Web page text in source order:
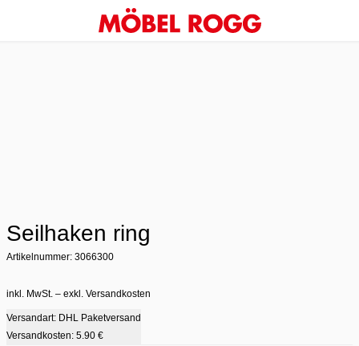
Seilhaken ring
Artikelnummer: 3066300
inkl. MwSt. – exkl. Versandkosten
Versandart: DHL Paketversand
Versandkosten: 5.90 €